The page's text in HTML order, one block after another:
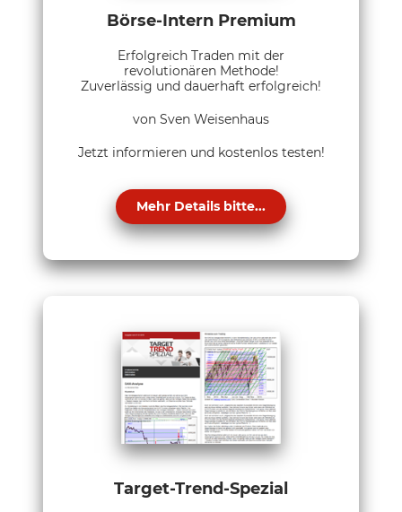
Börse-Intern Premium
Erfolgreich Traden mit der
revolutionären Methode!
Zuverlässig und dauerhaft erfolgreich!
von Sven Weisenhaus
Jetzt informieren und kostenlos testen!
Mehr Details bitte...
Target-Trend-Spezial